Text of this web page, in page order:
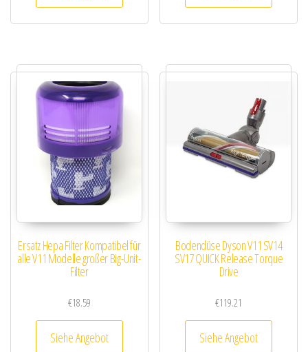
Ersatz Hepa Filter Kompatibel für
alle V11 Modelle großer Big-Unit-
Filter
€18.59
Siehe Angebot
Bodendüse Dyson V11 SV14
SV17 QUICK Release Torque
Drive
€119.21
Siehe Angebot